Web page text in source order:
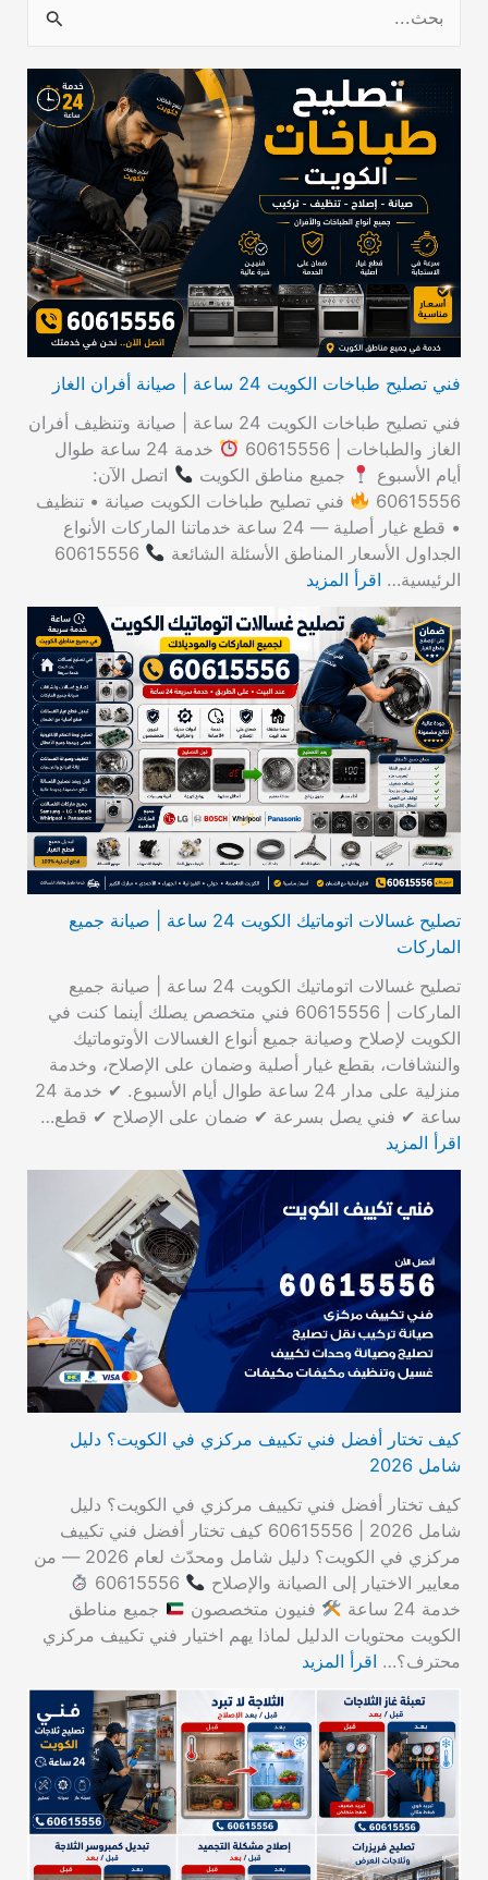
فني تصليح طباخات الكويت 24 ساعة | صيانة أفران الغاز
فني تصليح طباخات الكويت 24 ساعة | صيانة وتنظيف أفران
الغاز والطباخات | 60615556
خدمة 24 ساعة طوال
أيام الأسبوع
جميع مناطق الكويت
اتصل الآن:
60615556
فني تصليح طباخات الكويت صيانة • تنظيف
• قطع غيار أصلية — 24 ساعة خدماتنا الماركات الأنواع
الجداول الأسعار المناطق الأسئلة الشائعة
60615556
الرئيسية… اقرأ المزيد
تصليح غسالات اتوماتيك الكويت 24 ساعة | صيانة جميع
الماركات
تصليح غسالات اتوماتيك الكويت 24 ساعة | صيانة جميع
الماركات | 60615556 فني متخصص يصلك أينما كنت في
الكويت لإصلاح وصيانة جميع أنواع الغسالات الأوتوماتيك
والنشافات، بقطع غيار أصلية وضمان على الإصلاح، وخدمة
منزلية على مدار 24 ساعة طوال أيام الأسبوع. ✔ خدمة 24
ساعة ✔ فني يصل بسرعة ✔ ضمان على الإصلاح ✔ قطع…
اقرأ المزيد
كيف تختار أفضل فني تكييف مركزي في الكويت؟ دليل
شامل 2026
كيف تختار أفضل فني تكييف مركزي في الكويت؟ دليل
شامل 2026 | 60615556 كيف تختار أفضل فني تكييف
مركزي في الكويت؟ دليل شامل ومحدّث لعام 2026 — من
معايير الاختيار إلى الصيانة والإصلاح
خدمة 24 ساعة
فنيون متخصصون
جميع مناطق
الكويت محتويات الدليل لماذا يهم اختيار فني تكييف مركزي
محترف؟… اقرأ المزيد